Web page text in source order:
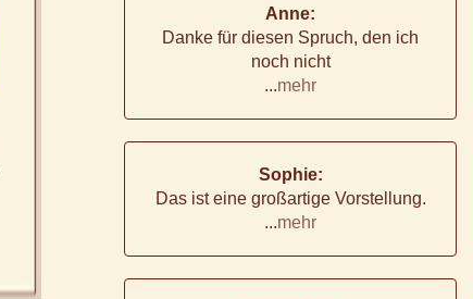
Anne:
Danke für diesen Spruch, den ich
noch nicht
...mehr
Sophie:
Das ist eine großartige Vorstellung.
...mehr